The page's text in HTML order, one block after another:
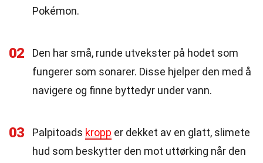
Pokémon.
02
Den har små, runde utvekster på hodet som
fungerer som sonarer. Disse hjelper den med å
navigere og finne byttedyr under vann.
03 Palpitoads kropp er dekket av en glatt, slimete
hud som beskytter den mot uttørking når den